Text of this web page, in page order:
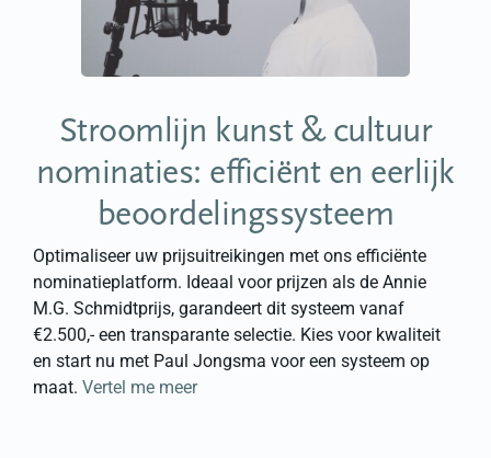
Stroomlijn kunst & cultuur
nominaties: efficiënt en eerlijk
beoordelingssysteem
Optimaliseer uw prijsuitreikingen met ons efficiënte
nominatieplatform. Ideaal voor prijzen als de Annie
M.G. Schmidtprijs, garandeert dit systeem vanaf
€2.500,- een transparante selectie. Kies voor kwaliteit
en start nu met Paul Jongsma voor een systeem op
maat. Vertel me meer